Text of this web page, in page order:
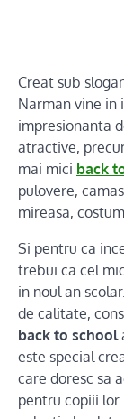
Creat sub
Narman vine in
impresionanta
atractive,
mai mici back
pulovere,
mireasa,
Si pentru ca
trebui ca cel
in noul an
de calitate,
back to school
este special
care doresc sa
pentru copiii